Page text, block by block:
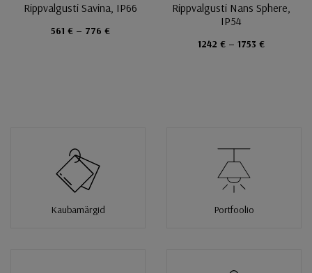
Rippvalgusti Savina, IP66
561 € – 776 €
Rippvalgusti Nans Sphere,
IP54
1242 € – 1753 €
Kaubamärgid Portfoolio